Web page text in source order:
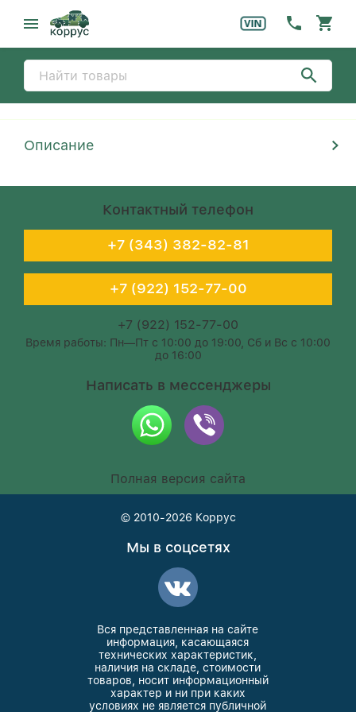
Описание
Контактный телефон
+7 (343) 382-82-81
+7 (922) 152-77-00
+7 (922) 152-77-00
Время работы: Пн—Пт с 10:00 до 19:00, Сб и Вс с 10:00
до 16:00
Написать в мессенджеры
Полная версия сайта
© 2010-2026 Коррус
Мы в соцсетях
Вся представленная на сайте
информация, касающаяся
технических характеристик,
наличия на складе, стоимости
товаров, носит информационный
характер и ни при каких
условиях не является публичной